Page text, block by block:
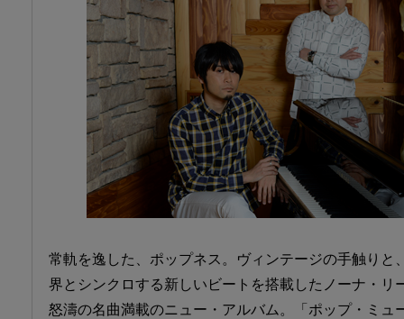
常軌を逸した、ポップネス。ヴィンテージの手触りと
界とシンクロする新しいビートを搭載したノーナ・リ
怒濤の名曲満載のニュー・アルバム。「ポップ・ミュ